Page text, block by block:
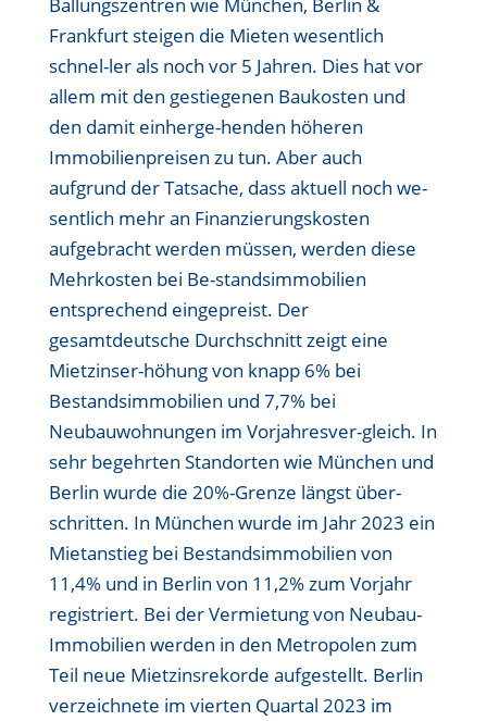
Frankfurt steigen die Mieten wesentlich
schnel-ler als noch vor 5 Jahren. Dies hat vor
allem mit den gestiegenen Baukosten und
den damit einherge-henden höheren
Immobilienpreisen zu tun. Aber auch
aufgrund der Tatsache, dass aktuell noch we-
sentlich mehr an Finanzierungskosten
aufgebracht werden müssen, werden diese
Mehrkosten bei Be-standsimmobilien
entsprechend eingepreist. Der
gesamtdeutsche Durchschnitt zeigt eine
Mietzinser-höhung von knapp 6% bei
Bestandsimmobilien und 7,7% bei
Neubauwohnungen im Vorjahresver-gleich. In
sehr begehrten Standorten wie München und
Berlin wurde die 20%-Grenze längst über-
schritten. In München wurde im Jahr 2023 ein
Mietanstieg bei Bestandsimmobilien von
11,4% und in Berlin von 11,2% zum Vorjahr
registriert. Bei der Vermietung von Neubau-
Immobilien werden in den Metropolen zum
Teil neue Mietzinsrekorde aufgestellt. Berlin
verzeichnete im vierten Quartal 2023 im